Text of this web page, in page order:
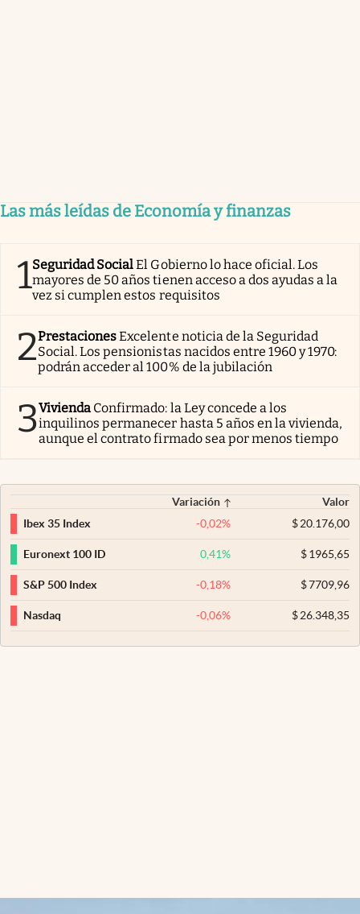
Las más leídas de Economía y finanzas
1Seguridad SocialEl Gobierno lo hace oficial. Los
mayores de 50 años tienen acceso a dos ayudas a la
vez si cumplen estos requisitos
2PrestacionesExcelente noticia de la Seguridad
Social. Los pensionistas nacidos entre 1960 y 1970:
podrán acceder al 100% de la jubilación
3Vivienda Confirmado: la Ley concede a los
inquilinos permanecer hasta 5 años en la vivienda,
aunque el contrato firmado sea por menos tiempo
Variación
Valor
Ibex 35 Index
-0,02% $20.176,00
Euronext 100 ID 0,41% $1965,65
S&P 500 Index -0,18% $7709,96
Nasdaq -0,06% $26.348,35